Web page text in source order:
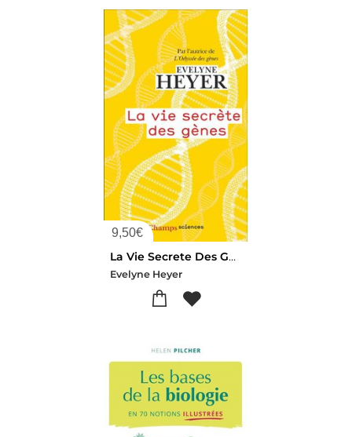
9,50€
La Vie Secrete Des Genes
Evelyne Heyer